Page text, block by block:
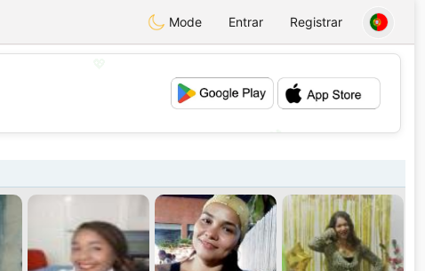
Mode Entrar Registrar